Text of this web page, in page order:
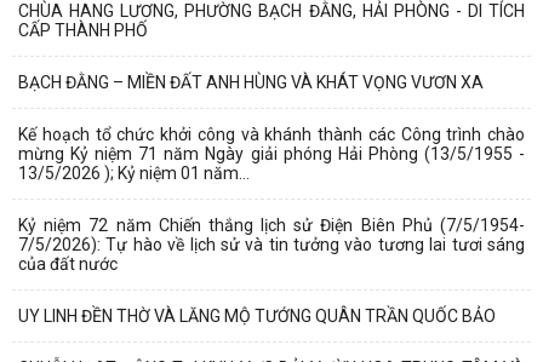
CHÙA HANG LƯƠNG, PHƯỜNG BẠCH ĐẰNG, HẢI PHÒNG - DI TÍCH
CẤP THÀNH PHỐ
BẠCH ĐẰNG – MIỀN ĐẤT ANH HÙNG VÀ KHÁT VỌNG VƯƠN XA
Kế hoạch tổ chức khởi công và khánh thành các Công trình chào
mừng Kỷ niệm 71 năm Ngày giải phóng Hải Phòng (13/5/1955 -
13/5/2026 ); Kỷ niệm 01 năm...
Kỷ niệm 72 năm Chiến thắng lịch sử Điện Biên Phủ (7/5/1954-
7/5/2026): Tự hào về lịch sử và tin tưởng vào tương lai tươi sáng
của đất nước
UY LINH ĐỀN THỜ VÀ LĂNG MỘ TƯỚNG QUÂN TRẦN QUỐC BẢO